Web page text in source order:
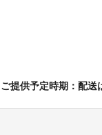
ご提供予定時期：配送